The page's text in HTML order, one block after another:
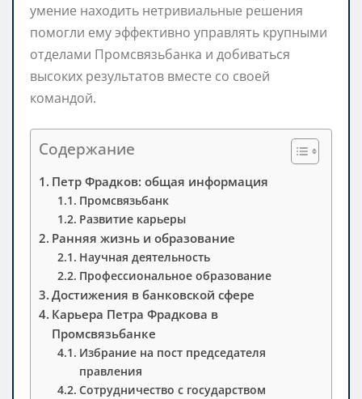
умение находить нетривиальные решения
помогли ему эффективно управлять крупными
отделами Промсвязьбанка и добиваться
высоких результатов вместе со своей
командой.
Содержание
Петр Фрадков: общая информация
Промсвязьбанк
Развитие карьеры
Ранняя жизнь и образование
Научная деятельность
Профессиональное образование
Достижения в банковской сфере
Карьера Петра Фрадкова в
Промсвязьбанке
Избрание на пост председателя
правления
Сотрудничество с государством